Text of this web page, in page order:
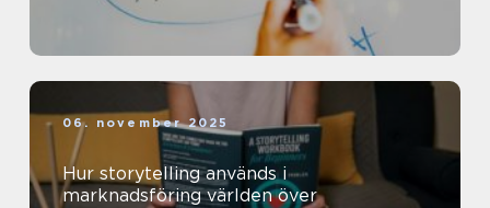
06. november 2025
Hur storytelling används i
marknadsföring världen över